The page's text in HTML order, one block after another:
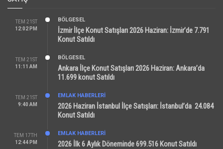
TEM 21ST
12:02 PM
BÖLGESEL
İzmir İlçe Konut Satışları 2026 Haziran: İzmir’de 7.791
Konut Satıldı
TEM 21ST
11:11 AM
BÖLGESEL
Ankara İlçe Konut Satışları 2026 Haziran: Ankara’da
11.699 konut Satıldı
TEM 21ST
9:40 AM
EMLAK HABERLERI
2026 Haziran İstanbul İlçe Satışları: İstanbul’da 24.084
Konut Satıldı
TEM 17TH
12:44 PM
EMLAK HABERLERI
2026 İlk 6 Aylık Döneminde 699.516 Konut Satıldı